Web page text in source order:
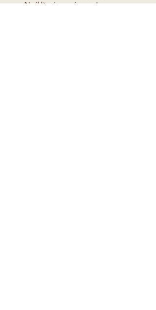
Nu îl lăsați expus în soare!